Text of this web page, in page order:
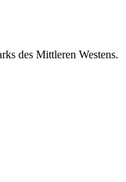
des Mittleren Westens.